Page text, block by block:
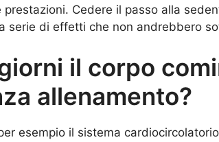
prestazioni. Cedere il passo alla
serie di effetti che non andrebbero
il corpo
allenamento?
esempio il sistema